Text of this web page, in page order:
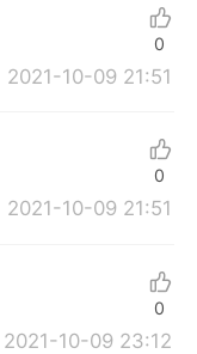
2021-10-09 21:51
0
2021-10-09 21:51
0
2021-10-09 23:12
0